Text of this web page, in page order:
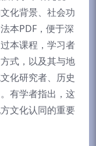
化背景、社会功
本PDF，便于深
本课程，学习者
式，以及其与地
化研究者、历史
有学者指出，这
文化认同的重要